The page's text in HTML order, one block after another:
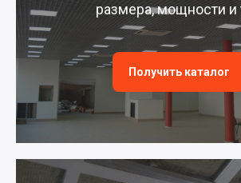
размера, мощности и
Получить каталог